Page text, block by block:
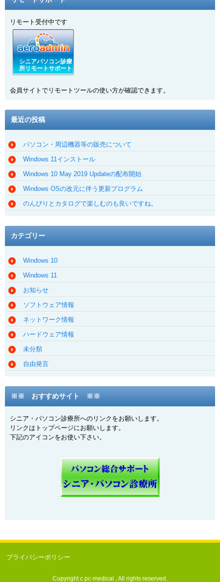
リモート受付中です
シニアパソコン診療
所リモートサポート
会員サイトでリモートツールの使い方が確認できます。
最近の投稿
パソコン・周辺機器等の販売について
Windows 11インストール
Windows 10 May 2019 Updateの配布開始
Windows OSの改元に伴う更新プログラム
のんびりとカタログで楽しむのも良いですね。
カテゴリー
Windows 10
Windows 11
お知らせ
ソフトウェア情報
ネットワーク情報
ハードウェア情報
未分類
自由発言
※※ おすすめサイト ※※
シニア・パソコン診療所へのリンクをお願いします。
リンクはトップページにお願いします。
下記のアイコンをお使い下さい。
プライバシーポリシー
Copyright c pc-medical , All rights reserved.